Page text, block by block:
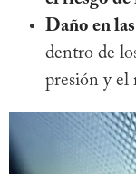
Daño en
dentro de
presión y el